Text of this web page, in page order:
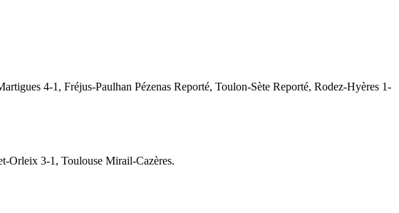
4-1, Fréjus-Paulhan Pézenas Reporté, Toulon-Sète Reporté, Rodez-Hyères 1-
Orleix 3-1, Toulouse Mirail-Cazères.